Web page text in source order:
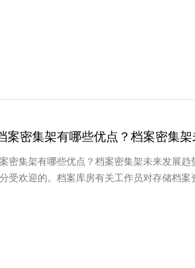
案密集架有哪些优点？档案密集
密集架有哪些优点？档案密集架未来发展
分受欢迎的。档案库房有关工作员对存储档